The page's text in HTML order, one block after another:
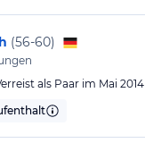
(56-60)
als Paar im Mai 2014